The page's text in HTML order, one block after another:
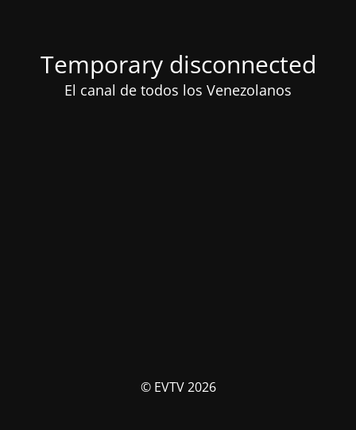
Temporary disconnected
El canal de todos los Venezolanos
© EVTV 2026